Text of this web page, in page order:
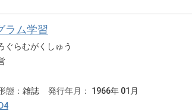
ラム学習
ぐらむがくしゅう
態： 雑誌 発行年月：
1966年 01月
D4